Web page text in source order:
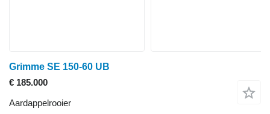
Grimme SE 150-60 UB
€ 185.000
Aardappelrooier